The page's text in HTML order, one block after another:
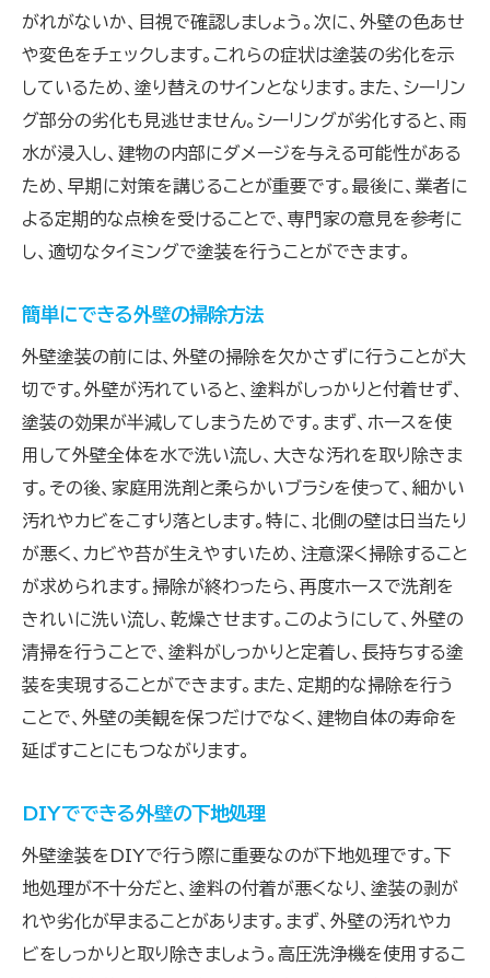
がれがないか、目視で確認しましょう。次に、外壁の色あせ
や変色をチェックします。これらの症状は塗装の劣化を示
しているため、塗り替えのサインとなります。また、シーリン
グ部分の劣化も見逃せません。シーリングが劣化すると、雨
水が浸入し、建物の内部にダメージを与える可能性がある
ため、早期に対策を講じることが重要です。最後に、業者に
よる定期的な点検を受けることで、専門家の意見を参考に
し、適切なタイミングで塗装を行うことができます。
簡単にできる外壁の掃除方法
外壁塗装の前には、外壁の掃除を欠かさずに行うことが大
切です。外壁が汚れていると、塗料がしっかりと付着せず、
塗装の効果が半減してしまうためです。まず、ホースを使
用して外壁全体を水で洗い流し、大きな汚れを取り除きま
す。その後、家庭用洗剤と柔らかいブラシを使って、細かい
汚れやカビをこすり落とします。特に、北側の壁は日当たり
が悪く、カビや苔が生えやすいため、注意深く掃除すること
が求められます。掃除が終わったら、再度ホースで洗剤を
きれいに洗い流し、乾燥させます。このようにして、外壁の
清掃を行うことで、塗料がしっかりと定着し、長持ちする塗
装を実現することができます。また、定期的な掃除を行う
ことで、外壁の美観を保つだけでなく、建物自体の寿命を
延ばすことにもつながります。
DIYでできる外壁の下地処理
外壁塗装をDIYで行う際に重要なのが下地処理です。下
地処理が不十分だと、塗料の付着が悪くなり、塗装の剥が
れや劣化が早まることがあります。まず、外壁の汚れやカ
ビをしっかりと取り除きましょう。高圧洗浄機を使用するこ